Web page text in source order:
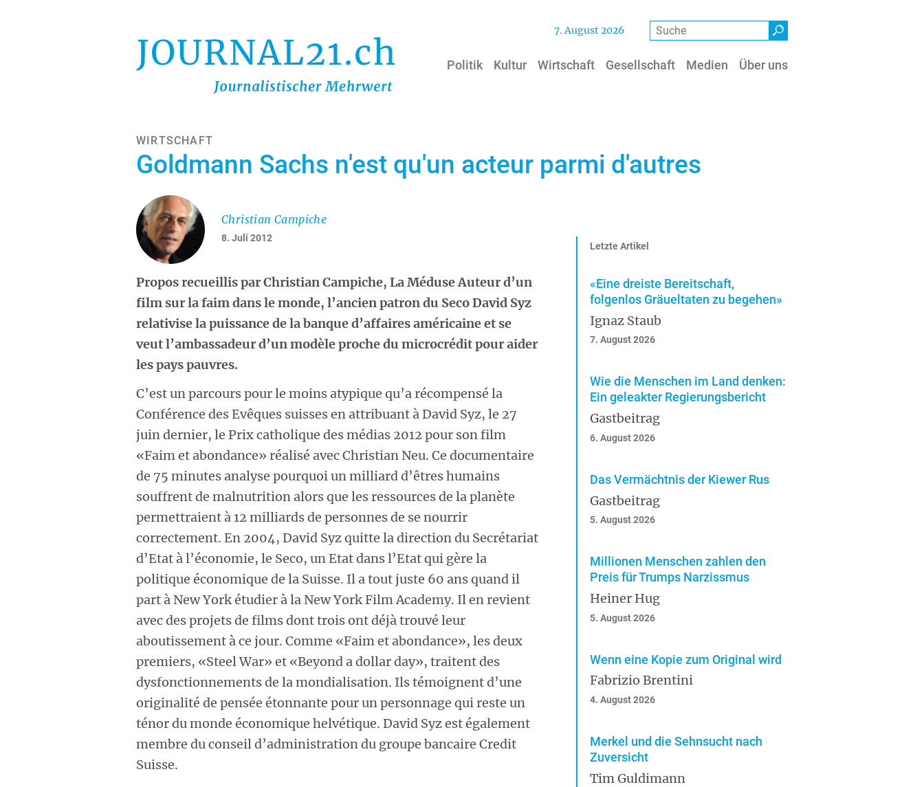
7. August 2026 Suche
Politik Kultur Wirtschaft Gesellschaft Medien Über uns
WIRTSCHAFT
Goldmann Sachs n'est qu'un acteur parmi d'autres
8. Juli 2012
Christian Campiche
Propos recueillis par Christian Campiche, La Méduse Auteur d’un
film sur la faim dans le monde, l’ancien patron du Seco David Syz
relativise la puissance de la banque d’affaires américaine et se
veut l’ambassadeur d’un modèle proche du microcrédit pour aider
les pays pauvres.
C’est un parcours pour le moins atypique qu’a récompensé la
Conférence des Evêques suisses en attribuant à David Syz, le 27
juin dernier, le Prix catholique des médias 2012 pour son film
«Faim et abondance» réalisé avec Christian Neu. Ce documentaire
de 75 minutes analyse pourquoi un milliard d’êtres humains
souffrent de malnutrition alors que les ressources de la planète
permettraient à 12 milliards de personnes de se nourrir
correctement. En 2004, David Syz quitte la direction du Secrétariat
d’Etat à l’économie, le Seco, un Etat dans l’Etat qui gère la
politique économique de la Suisse. Il a tout juste 60 ans quand il
part à New York étudier à la New York Film Academy. Il en revient
avec des projets de films dont trois ont déjà trouvé leur
aboutissement à ce jour. Comme «Faim et abondance», les deux
premiers, «Steel War» et «Beyond a dollar day», traitent des
dysfonctionnements de la mondialisation. Ils témoignent d’une
originalité de pensée étonnante pour un personnage qui reste un
ténor du monde économique helvétique. David Syz est également
membre du conseil d’administration du groupe bancaire Credit
Suisse.
Letzte Artikel
«Eine dreiste Bereitschaft,
folgenlos Gräueltaten zu begehen»
Ignaz Staub
7. August 2026
Wie die Menschen im Land denken:
Ein geleakter Regierungsbericht
Gastbeitrag
6. August 2026
Das Vermächtnis der Kiewer Rus
Gastbeitrag
5. August 2026
Millionen Menschen zahlen den
Preis für Trumps Narzissmus
Heiner Hug
5. August 2026
Wenn eine Kopie zum Original wird
Fabrizio Brentini
4. August 2026
Merkel und die Sehnsucht nach
Zuversicht
Tim Guldimann